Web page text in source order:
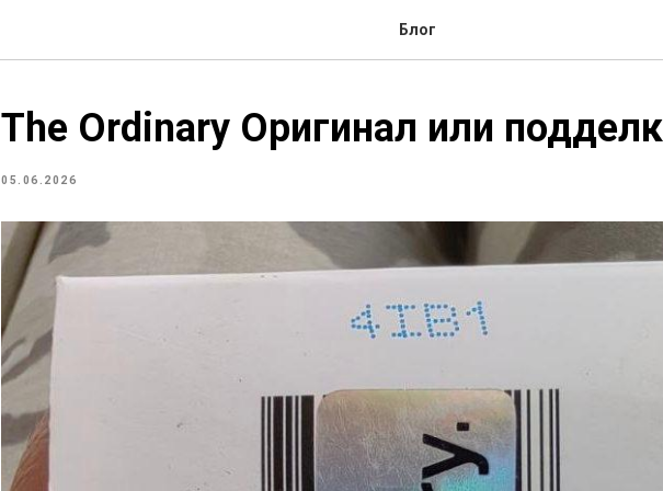
Блог
The Ordinary Оригинал или
05.06.2026